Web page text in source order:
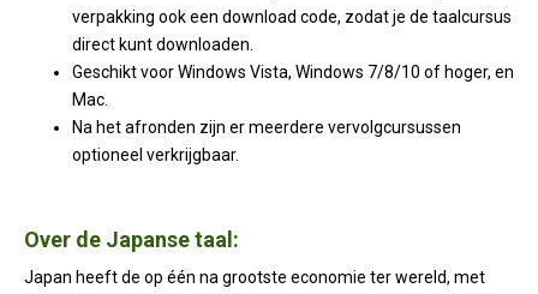
verpakking ook een download code, zodat je de taalcursus
direct kunt downloaden.
Geschikt voor Windows Vista, Windows 7/8/10 of hoger, en
Mac.
Na het afronden zijn er meerdere vervolgcursussen
optioneel verkrijgbaar.
Over de Japanse taal:
Japan heeft de op één na grootste economie ter wereld, met